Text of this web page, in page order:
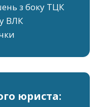
з боку ТЦК
ВЛК
юриста: